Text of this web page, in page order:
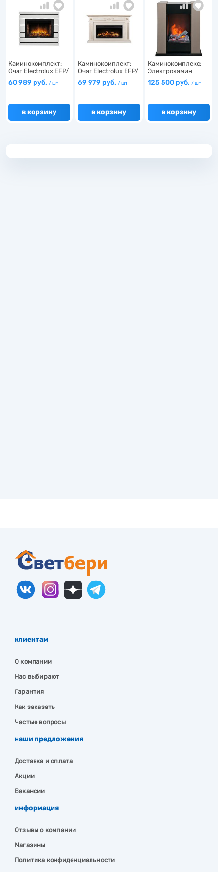
8
1
7
1
1
8
2
Каминокомплект:
Очаг Electrolux EFP/
…
60 989 руб. / шт
в корзину
Каминокомплект:
Очаг Electrolux EFP/
…
69 979 руб./ шт
в корзину
Каминокомплекс:
Электрокамин
Vivaldi…
125 500 руб. / шт
в корзину
клиентам
О компании
Нас выбирают
Гарантия
Как заказать
Частые вопросы
наши предложения
Доставка и оплата
Акции
Вакансии
информация
Отзывы о компании
Магазины
Политика конфиденциальности